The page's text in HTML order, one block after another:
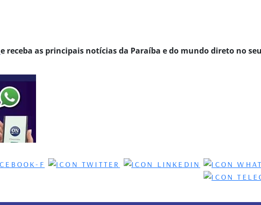
e receba as principais notícias da Paraíba e do mundo direto no